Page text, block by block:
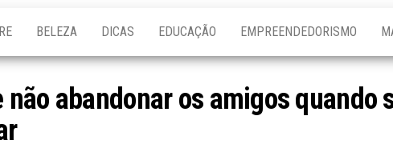
BELEZA DICAS EDUCAÇÃO EMPREENDEDORISMO
abandonar os amigos quando